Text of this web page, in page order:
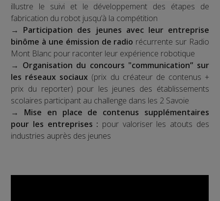
illustre le suivi et le développement des étapes de
fabrication du robot jusqu’à la compétition
→ Participation des jeunes avec leur entreprise
binôme à une émission de radio récurrente sur Radio
Mont Blanc pour raconter leur expérience robotique
→ Organisation du concours "communication” sur
les réseaux sociaux (prix du créateur de contenus +
prix du reporter) pour les jeunes des établissements
scolaires participant au challenge dans les 2 Savoie
→ Mise en place de contenus supplémentaires
pour les entreprises : pour valoriser les atouts des
industries auprès des jeunes